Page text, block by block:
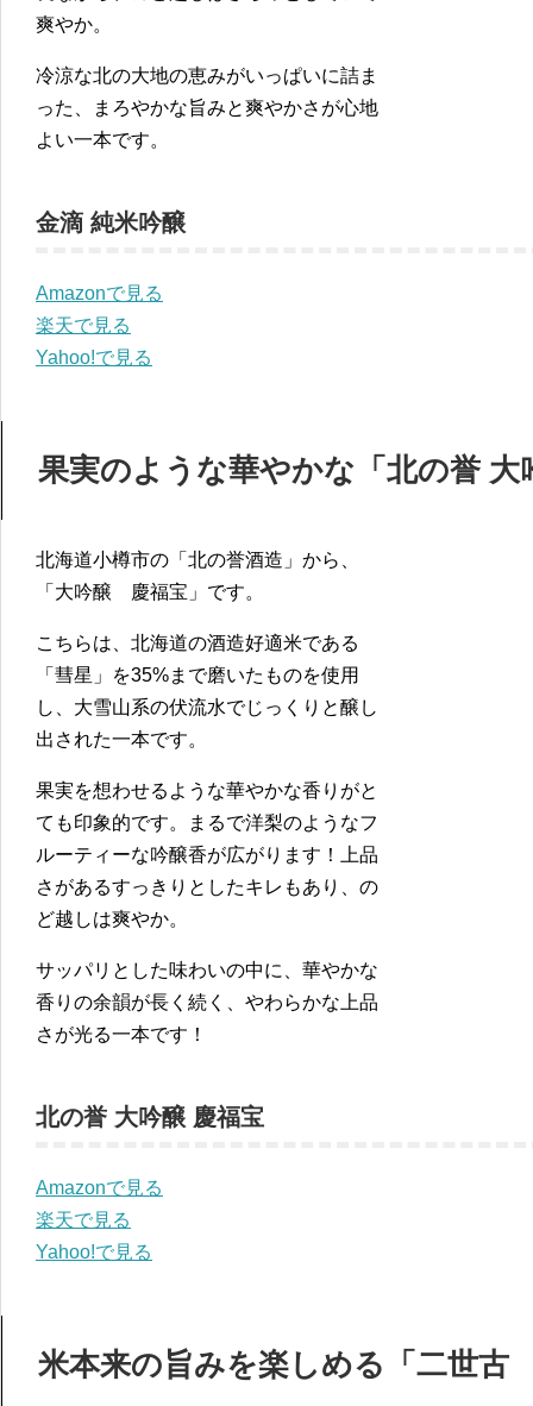
爽やか。
冷涼な北の大地の恵みがいっぱいに詰ま
った、まろやかな旨みと爽やかさが心地
よい一本です。
金滴 純米吟醸
Amazonで見る
楽天で見る
Yahoo!で見る
果実のような華やかな「北の誉 大
北海道小樽市の「北の誉酒造」から、
「大吟醸 慶福宝」です。
こちらは、北海道の酒造好適米である
「彗星」を35%まで磨いたものを使用
し、大雪山系の伏流水でじっくりと醸し
出された一本です。
果実を想わせるような華やかな香りがと
ても印象的です。まるで洋梨のようなフ
ルーティーな吟醸香が広がります！上品
さがあるすっきりとしたキレもあり、の
ど越しは爽やか。
サッパリとした味わいの中に、華やかな
香りの余韻が長く続く、やわらかな上品
さが光る一本です！
北の誉 大吟醸 慶福宝
Amazonで見る
楽天で見る
Yahoo!で見る
米本来の旨みを楽しめる「二世